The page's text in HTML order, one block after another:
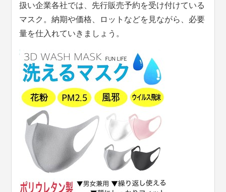
扱い企業各社では、先行販売予約を受け付けている
マスク。納期や価格、ロットなどを見ながら、必要
量を仕入れていきましょう。